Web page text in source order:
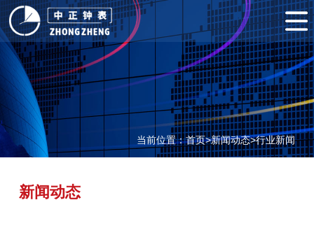
网
站
首
页
关
于
我
们
产
品
展
案
例 当前位置：首页>新闻动态>行业新闻
新闻动态